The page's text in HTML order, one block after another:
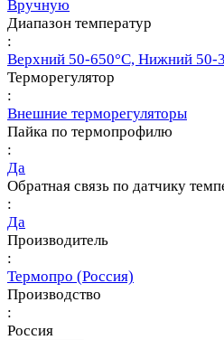
Вручную
Диапазон температур
:
Верхний 50-650°С, Нижний 50-
Терморегулятор
:
Внешние терморегуляторы
Пайка по термопрофилю
:
Да
Обратная связь по датчику
:
Да
Производитель
:
Термопро (Россия)
Производство
:
Россия